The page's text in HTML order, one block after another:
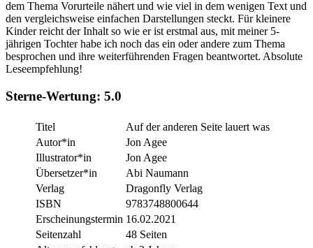
dem Thema Vorurteile nähert und wie viel in dem wenigen Text und
den vergleichsweise einfachen Darstellungen steckt. Für kleinere
Kinder reicht der Inhalt so wie er ist erstmal aus, mit meiner 5-
jährigen Tochter habe ich noch das ein oder andere zum Thema
besprochen und ihre weiterführenden Fragen beantwortet. Absolute
Leseempfehlung!
Sterne-Wertung: 5.0
Titel
Auf der anderen Seite lauert was
Autor*in
Jon Agee
Illustrator*in
Jon Agee
Übersetzer*in
Abi Naumann
Verlag
Dragonfly Verlag
ISBN
9783748800644
Erscheinungstermin 16.02.2021
Seitenzahl
48 Seiten